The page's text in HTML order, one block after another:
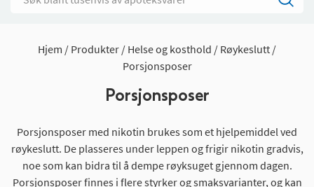
Hjem Produkter Helse og kosthold
Røykeslutt
Porsjonsposer
Porsjonsposer
Porsjonsposer med nikotin brukes som et hjelpemiddel ved
røykeslutt. De plasseres under leppen og frigir nikotin gradvis,
noe som kan bidra til å dempe røyksuget gjennom dagen.
Porsjonsposer finnes i flere styrker og smaksvarianter, og kan